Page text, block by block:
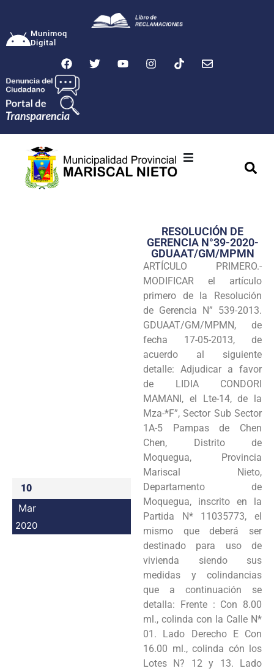
Munimoq
Digital
Transparencia
Seguridad
Programas
Intranet
10
Mar
2020
RESOLUCIÓN DE
GERENCIA N°39-2020-
GDUAAT/GM/MPMN
ARTÍCULO PRIMERO.-
MODIFICAR el artículo
primero de la Resolución
de Gerencia N” 539-2013.
GDUAAT/GM/MPMN, de
fecha 17-05-2013, de
acuerdo al siguiente
detalle: Adjudicar a favor
de LIDIA CONDORI
MAMANI, el Lte-14, de la
Mza-*F”, Sector Sub Sector
1A-5 Pampas de Chen
Chen, Distrito de
Moquegua, Provincia
Mariscal Nieto,
Departamento de
Moquegua, inscrito en la
Partida N* 11035773, el
mismo que deberá ser
destinado para uso de
vivienda siendo sus
medidas y colindancias
que a continuación se
detalla: Frente : Con 8.00
ml., colinda con la Calle N*
01. Lado Derecho E Con
16.00 ml., colinda cón los
Lotes N? 12 y 13. Lado